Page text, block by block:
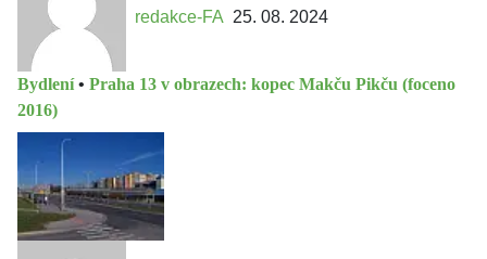
redakce-FA 25. 08. 2024
Bydlení • Praha 13 v obrazech: kopec Makču Pikču (foceno
2016)